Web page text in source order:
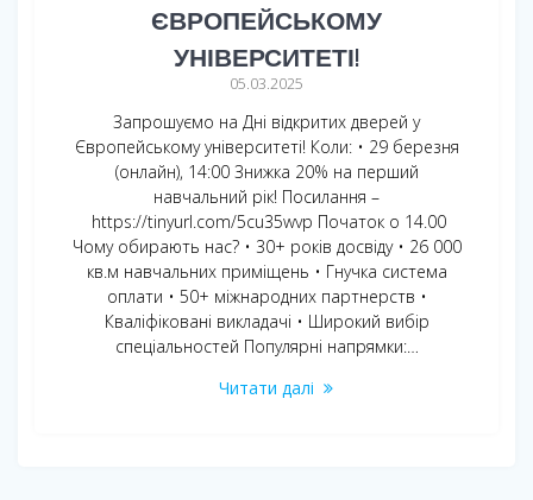
ЄВРОПЕЙСЬКОМУ
УНІВЕРСИТЕТІ!
05.03.2025
Запрошуємо на Дні відкритих дверей у
Європейському університеті! Коли: • 29 березня
(онлайн), 14:00 Знижка 20% на перший
навчальний рік! Посилання –
https://tinyurl.com/5cu35wvp Початок о 14.00
Чому обирають нас? • 30+ років досвіду • 26 000
кв.м навчальних приміщень • Гнучка система
оплати • 50+ міжнародних партнерcтв •
Кваліфіковані викладачі • Широкий вибір
спеціальностей Популярні напрямки:…
Читати далі